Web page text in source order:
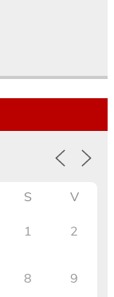
S V
1 2
8 9